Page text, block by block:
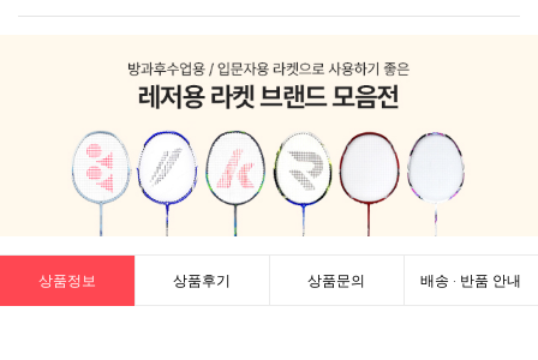
상품정보 상품후기 상품문의 배송 · 반품 안내